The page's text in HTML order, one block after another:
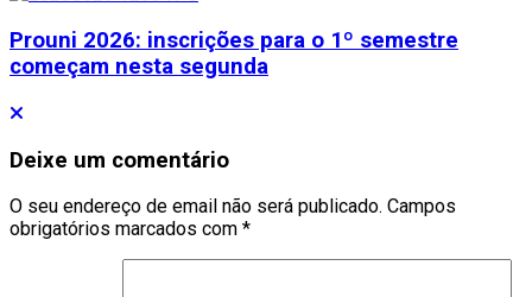
Prouni 2026: inscrições para o 1º semestre
começam nesta segunda
Deixe um comentário
O seu endereço de email não será publicado. Campos
obrigatórios marcados com *